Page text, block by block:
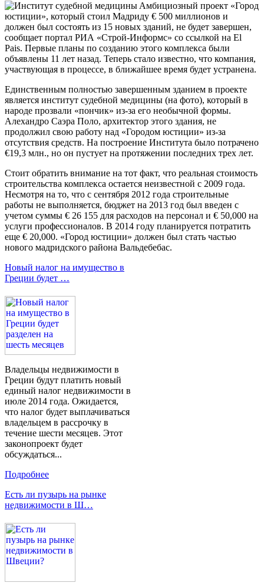
Амбициозный проект «Город
юстиции», который стоил Мадриду € 500 миллионов и
должен был состоять из 15 новых зданий, не будет завершен,
сообщает портал РИА «Строй-Информс» со ссылкой на El
Pais. Первые планы по созданию этого комплекса были
объявлены 11 лет назад. Теперь стало известно, что компания,
участвующая в процессе, в ближайшее время будет устранена.
Единственным полностью завершенным зданием в проекте
является институт судебной медицины (на фото), который в
народе прозвали «пончик» из-за его необычной формы.
Алехандро Саэра Поло, архитектор этого здания, не
продолжил свою работу над «Городом юстиции» из-за
отсутствия средств. На построение Института было потрачено
€19,3 млн., но он пустует на протяжении последних трех лет.
Стоит обратить внимание на тот факт, что реальная стоимость
строительства комплекса остается неизвестной с 2009 года.
Несмотря на то, что с сентября 2012 года строительные
работы не выполняется, бюджет на 2013 год был введен с
учетом суммы € 26 155 для расходов на персонал и € 50,000 на
услуги профессионалов. В 2014 году планируется потратить
еще € 20,000. «Город юстиции» должен был стать частью
нового мадридского района Вальдебебас.
Новый налог на имущество в
Греции будет …
Владельцы недвижимости в
Греции будут платить новый
единый налог недвижимости в
июле 2014 года. Ожидается,
что налог будет выплачиваться
владельцем в рассрочку в
течение шести месяцев. Этот
законопроект будет
обсуждаться...
Подробнее
Есть ли пузырь на рынке
недвижимости в Ш…